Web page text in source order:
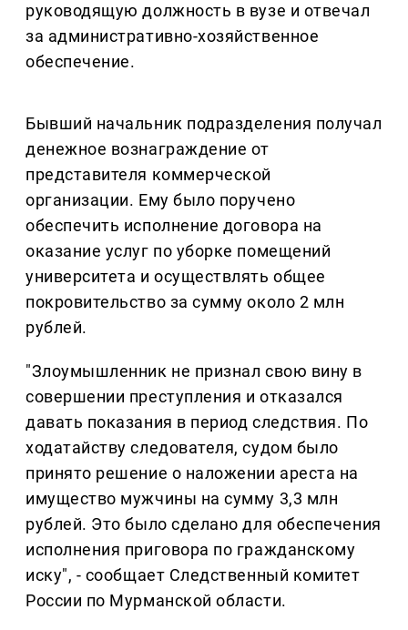
руководящую должность в вузе и отвечал
за административно-хозяйственное
обеспечение.
Бывший начальник подразделения получал
денежное вознаграждение от
представителя коммерческой
организации. Ему было поручено
обеспечить исполнение договора на
оказание услуг по уборке помещений
университета и осуществлять общее
покровительство за сумму около 2 млн
рублей.
"Злоумышленник не признал свою вину в
совершении преступления и отказался
давать показания в период следствия. По
ходатайству следователя, судом было
принято решение о наложении ареста на
имущество мужчины на сумму 3,3 млн
рублей. Это было сделано для обеспечения
исполнения приговора по гражданскому
иску", - сообщает Следственный комитет
России по Мурманской области.